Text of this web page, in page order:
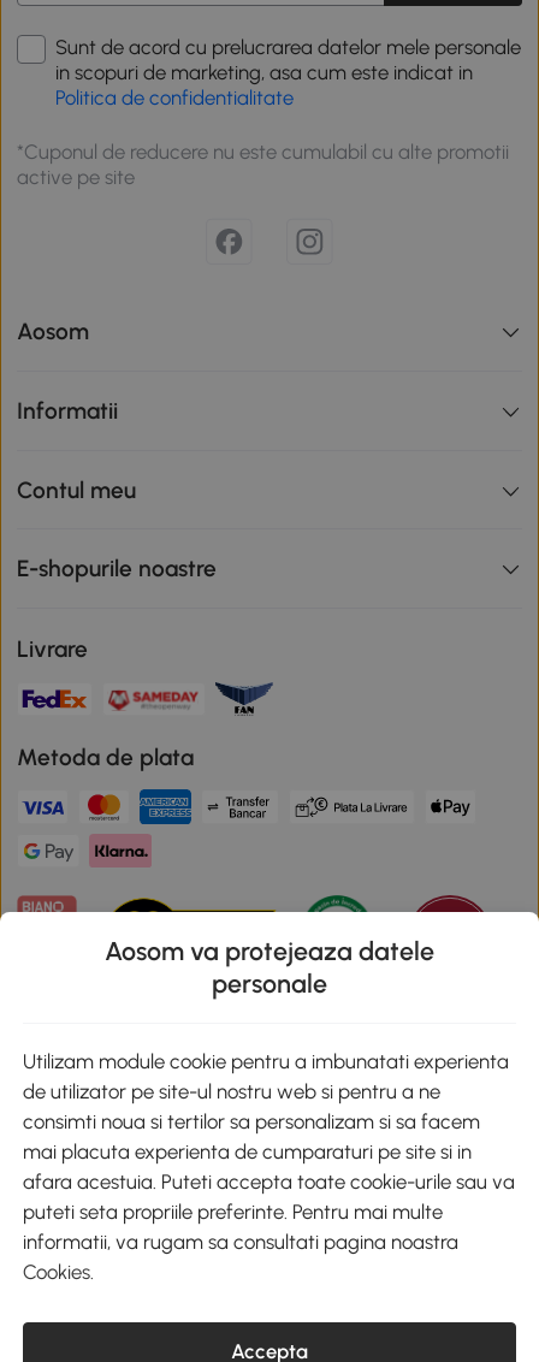
Sunt de acord cu prelucrarea datelor mele personale
in scopuri de marketing, asa cum este indicat in
Politica de confidentialitate
*Cuponul de reducere nu este cumulabil cu alte promotii
active pe site
Aosom
Informatii
Contul meu
E-shopurile noastre
Livrare
Metoda de plata
Descarca aplicatia Aosom
Google Play
+40 312294730 clienti@aosom.ro
Romania, Bucureşti Sectorul 2, Str. Barbu Paris Mumuleanu, Nr. 30-
CUI: 49266464
COD CAEN: 4755
Aosom va protejeaza datele
personale
Utilizam module cookie pentru a imbunatati experienta
de utilizator pe site-ul nostru web si pentru a ne
consimti noua si tertilor sa personalizam si sa facem
mai placuta experienta de cumparaturi pe site si in
afara acestuia. Puteti accepta toate cookie-urile sau va
puteti seta propriile preferinte. Pentru mai multe
informatii, va rugam sa consultati pagina noastra
Cookies.
Accepta